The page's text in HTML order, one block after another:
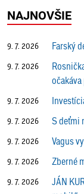
NAJNOVŠIE
9. 7. 2026 Farský
9. 7. 2026
9. 7. 2026
9. 7. 2026 S deťmi
9. 7. 2026 Vagus
9. 7. 2026 Zberné
9. 7. 2026
JÁN